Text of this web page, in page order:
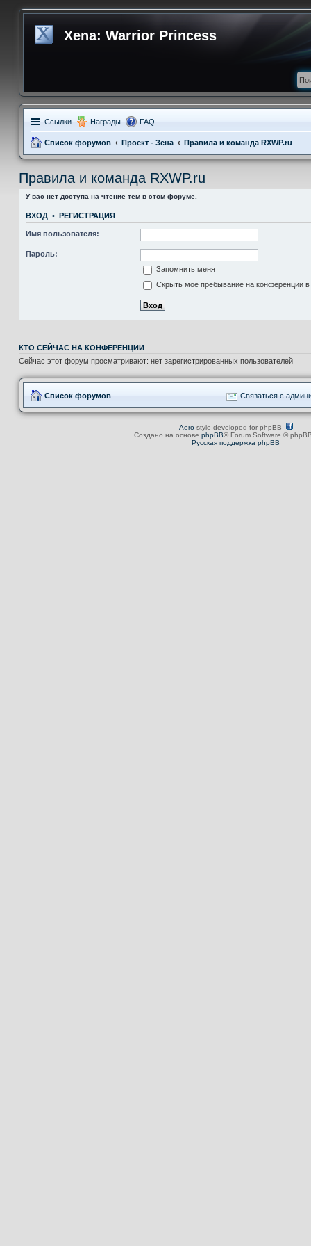
Xena: Warrior Princess
Ссылки Награды FAQ
Список форумов Проект - Зена Правила и команда RXWP.ru
Правила и команда RXWP.ru
У вас нет доступа на чтение тем в этом форуме.
ВХОД • РЕГИСТРАЦИЯ
Имя пользователя:
Пароль:
Запомнить меня
Скрыть моё пребывание на конференции в
КТО СЕЙЧАС НА КОНФЕРЕНЦИИ
Сейчас этот форум просматривают: нет зарегистрированных пользователей
Список форумов Связаться с
Aerostyle developed for phpBB
Создано на основе phpBB® Forum Software ©
Русская поддержка phpBB